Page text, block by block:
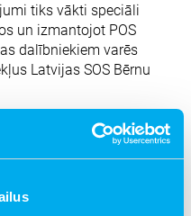
tiks vākti speciāli
un izmantojot POS
dalībniekiem varēs
Latvijas SOS Bērnu
daudz vairāk nekā
piedzīvojumi un
un sirdi, atbalstot SOS
atsaucība